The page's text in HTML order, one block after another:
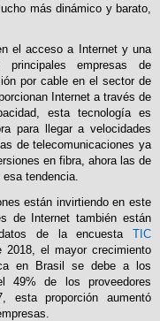
más dinámico y barato,
el acceso a Internet y una
empresas de
por cable en el sector de
Internet a través de
esta tecnología es
para llegar a velocidades
de telecomunicaciones ya
en fibra, ahora las de
tendencia.
están invirtiendo en este
de Internet también están
de la encuesta TIC
2018, el mayor crecimiento
en Brasil se debe a los
49% de los proveedores
esta proporción aumentó